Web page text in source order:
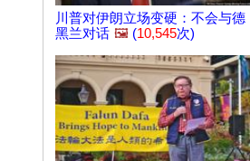
川普对伊朗立场变硬：不会与德
黑兰对话 🖼️ (10,545次)